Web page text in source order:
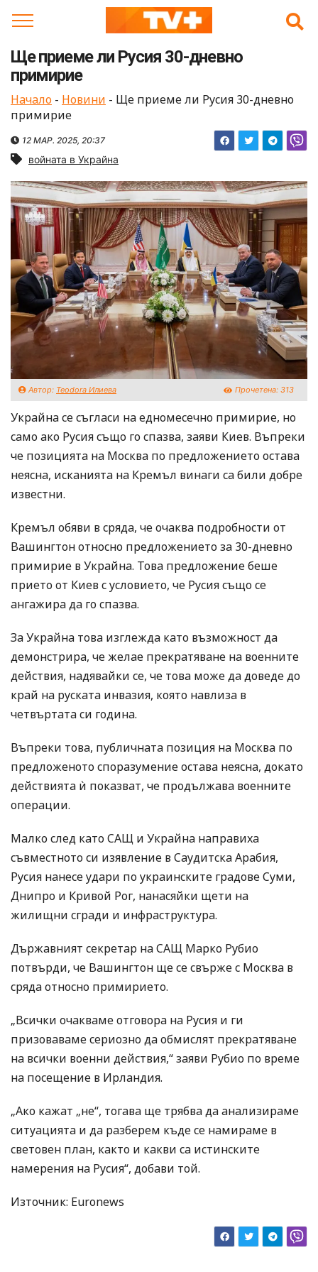
Ще приеме ли Русия 30-дневно
примирие
Начало - Новини - Ще приеме ли Русия 30-дневно
примирие
12 МАР. 2025, 20:37
войната в Украйна
Автор: Teodora Илиева Прочетена: 313
Украйна се съгласи на едномесечно примирие, но
само ако Русия също го спазва, заяви Киев. Въпреки
че позицията на Москва по предложението остава
неясна, исканията на Кремъл винаги са били добре
известни.
Кремъл обяви в сряда, че очаква подробности от
Вашингтон относно предложението за 30-дневно
примирие в Украйна. Това предложение беше
прието от Киев с условието, че Русия също се
ангажира да го спазва.
За Украйна това изглежда като възможност да
демонстрира, че желае прекратяване на военните
действия, надявайки се, че това може да доведе до
край на руската инвазия, която навлиза в
четвъртата си година.
Въпреки това, публичната позиция на Москва по
предложеното споразумение остава неясна, докато
действията ѝ показват, че продължава военните
операции.
Малко след като САЩ и Украйна направиха
съвместното си изявление в Саудитска Арабия,
Русия нанесе удари по украинските градове Суми,
Днипро и Кривой Рог, нанасяйки щети на
жилищни сгради и инфраструктура.
Държавният секретар на САЩ Марко Рубио
потвърди, че Вашингтон ще се свърже с Москва в
сряда относно примирието.
„Всички очакваме отговора на Русия и ги
призоваваме сериозно да обмислят прекратяване
на всички военни действия,“ заяви Рубио по време
на посещение в Ирландия.
„Ако кажат „не“, тогава ще трябва да анализираме
ситуацията и да разберем къде се намираме в
световен план, както и какви са истинските
намерения на Русия“, добави той.
Източник: Euronews